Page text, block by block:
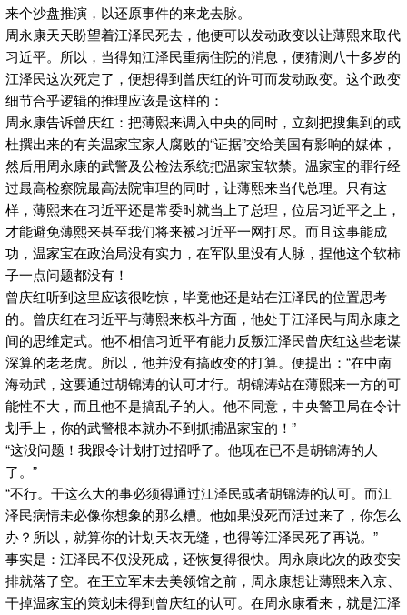
来个沙盘推演，以还原事件的来龙去脉。
周永康天天盼望着江泽民死去，他便可以发动政变以让薄熙来取代
习近平。所以，当得知江泽民重病住院的消息，便猜测八十多岁的
江泽民这次死定了，便想得到曾庆红的许可而发动政变。这个政变
细节合乎逻辑的推理应该是这样的：
周永康告诉曾庆红：把薄熙来调入中央的同时，立刻把搜集到的或
杜撰出来的有关温家宝家人腐败的“证据”交给美国有影响的媒体，
然后用周永康的武警及公检法系统把温家宝软禁。温家宝的罪行经
过最高检察院最高法院审理的同时，让薄熙来当代总理。只有这
样，薄熙来在习近平还是常委时就当上了总理，位居习近平之上，
才能避免薄熙来甚至我们将来被习近平一网打尽。而且这事能成
功，温家宝在政治局没有实力，在军队里没有人脉，捏他这个软柿
子一点问题都没有！
曾庆红听到这里应该很吃惊，毕竟他还是站在江泽民的位置思考
的。曾庆红在习近平与薄熙来权斗方面，他处于江泽民与周永康之
间的思维定式。他不相信习近平有能力反叛江泽民曾庆红这些老谋
深算的老老虎。所以，他并没有搞政变的打算。便提出：“在中南
海动武，这要通过胡锦涛的认可才行。胡锦涛站在薄熙来一方的可
能性不大，而且他不是搞乱子的人。他不同意，中央警卫局在令计
划手上，你的武警根本就办不到抓捕温家宝的！”
“这没问题！我跟令计划打过招呼了。他现在已不是胡锦涛的人
了。”
“不行。干这么大的事必须得通过江泽民或者胡锦涛的认可。而江
泽民病情未必像你想象的那么糟。他如果没死而活过来了，你怎么
办？所以，就算你的计划天衣无缝，也得等江泽民死了再说。”
事实是：江泽民不仅没死成，还恢复得很快。周永康此次的政变安
排就落了空。在王立军未去美领馆之前，周永康想让薄熙来入京、
干掉温家宝的策划未得到曾庆红的认可。在周永康看来，就是江泽